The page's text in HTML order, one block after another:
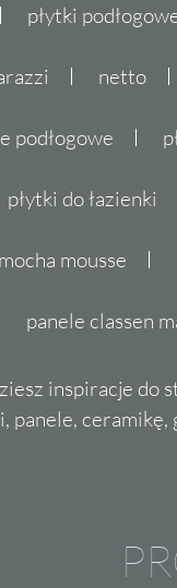
płytki
netto
podłogowe
płytki do łazienki
mocha mousse
panele classen
inspiracje do
panele,